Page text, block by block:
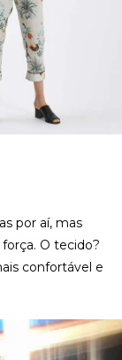
por aí, mas
O tecido?
confortável e